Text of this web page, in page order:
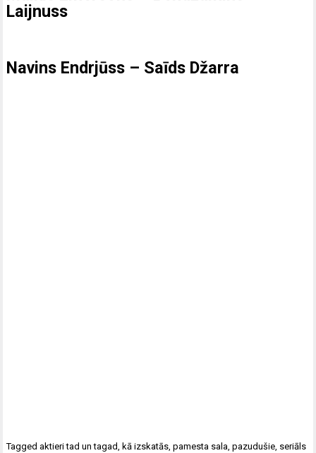
Laijnuss
Navins Endrjūss – Saīds Džarra
Taggedaktieri tad un tagad, kā izskatās,pamesta sala,pazudušie, seriāls